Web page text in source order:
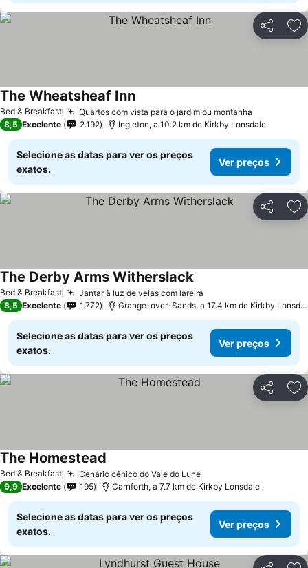
Partilhar
Bed & Breakfast Quartos com vista para o jardim ou montanha
The Wheatsheaf Inn
8,5 Excelente 2.192 Ingleton, a 10.2 km de Kirkby Lonsdale
Selecione as datas para ver os preços
exatos.
Ver preços
Partilhar
Bed & Breakfast Jantar à luz de velas com lareira
The Derby Arms Witherslack
8,5 Excelente 1.772 Grange-over-Sands, a 17.4 km de Kirkby Lonsdale
Selecione as datas para ver os preços
exatos.
Ver preços
Partilhar
Bed & Breakfast Cenário cênico do Vale do Lune
The Homestead
9,9 Excelente 195 Carnforth, a 7.7 km de Kirkby Lonsdale
Selecione as datas para ver os preços
exatos.
Ver preços